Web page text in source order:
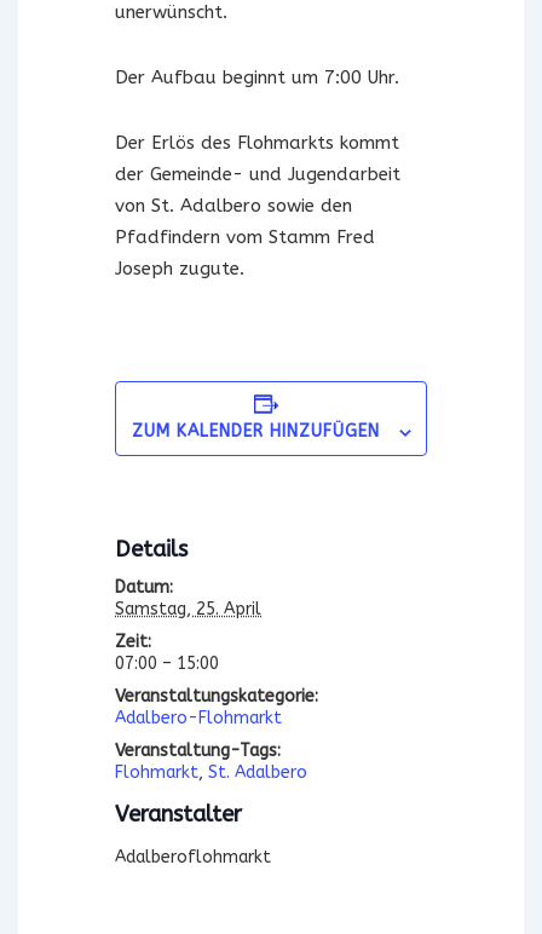
unerwünscht.
Der Aufbau beginnt um 7:00 Uhr.
Der Erlös des Flohmarkts kommt
der Gemeinde- und Jugendarbeit
von St. Adalbero sowie den
Pfadfindern vom Stamm Fred
Joseph zugute.
ZUM KALENDER HINZUFÜGEN
Details
Datum:
Samstag, 25. April
Zeit:
07:00 – 15:00
Veranstaltungskategorie:
Adalbero-Flohmarkt
Veranstaltung-Tags:
Flohmarkt, St. Adalbero
Veranstalter
Adalberoflohmarkt